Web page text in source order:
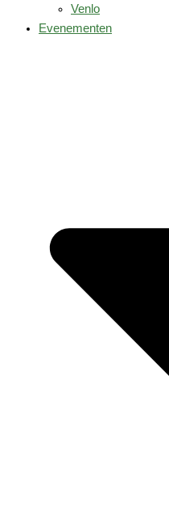
Venlo
Evenementen